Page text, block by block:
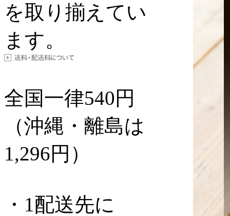
を取り揃えてい
ます。
全国一律540円
（沖縄・離島は
1,296円）
・1配送先に